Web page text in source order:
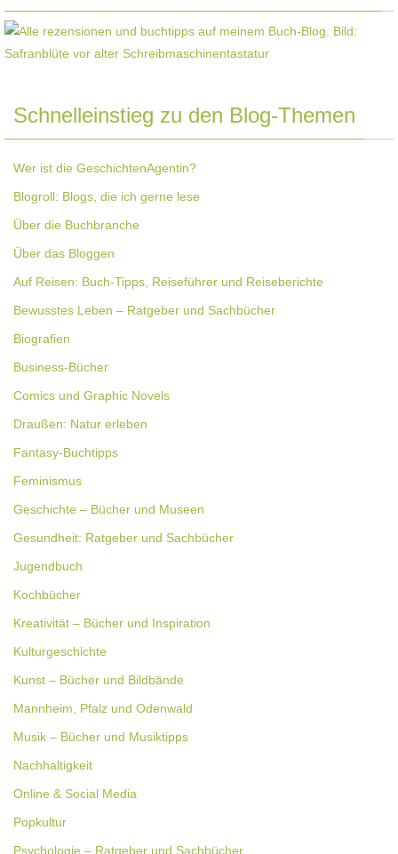
Schnelleinstieg zu den Blog-Themen
Wer ist die GeschichtenAgentin?
Blogroll: Blogs, die ich gerne lese
Über die Buchbranche
Über das Bloggen
Auf Reisen: Buch-Tipps, Reiseführer und Reiseberichte
Bewusstes Leben – Ratgeber und Sachbücher
Biografien
Business-Bücher
Comics und Graphic Novels
Draußen: Natur erleben
Fantasy-Buchtipps
Feminismus
Geschichte – Bücher und Museen
Gesundheit: Ratgeber und Sachbücher
Jugendbuch
Kochbücher
Kreativität – Bücher und Inspiration
Kulturgeschichte
Kunst – Bücher und Bildbände
Mannheim, Pfalz und Odenwald
Musik – Bücher und Musiktipps
Nachhaltigkeit
Online & Social Media
Popkultur
Psychologie – Ratgeber und Sachbücher